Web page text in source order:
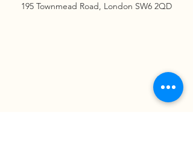
195 Townmead Road, London SW6 2QD